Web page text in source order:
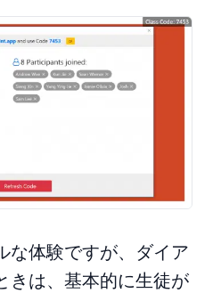
な体験ですが、ダイア
きは、基本的に生徒が